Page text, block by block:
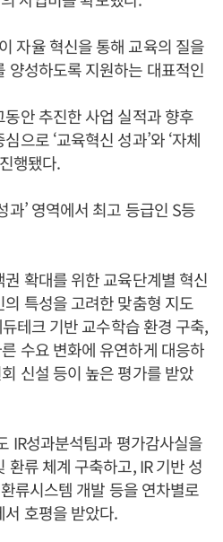
자율 혁신을 통해 교육의 질을
양성하도록 지원하는 대표적인
안 추진한 사업 실적과 향후
으로 ‘교육혁신 성과’와 ‘자체
행됐다.
과’ 영역에서 최고 등급인 S등
확대를 위한 교육단계별 혁신
특성을 고려한 맞춤형 지도
테크 기반 교수학습 환경 구축,
수요 변화에 유연하게 대응하
신설 등이 높은 평가를 받았
IR성과분석팀과 평가감사실을
환류 체계 구축하고, IR 기반 성
류시스템 개발 등을 연차별로
호평을 받았다.